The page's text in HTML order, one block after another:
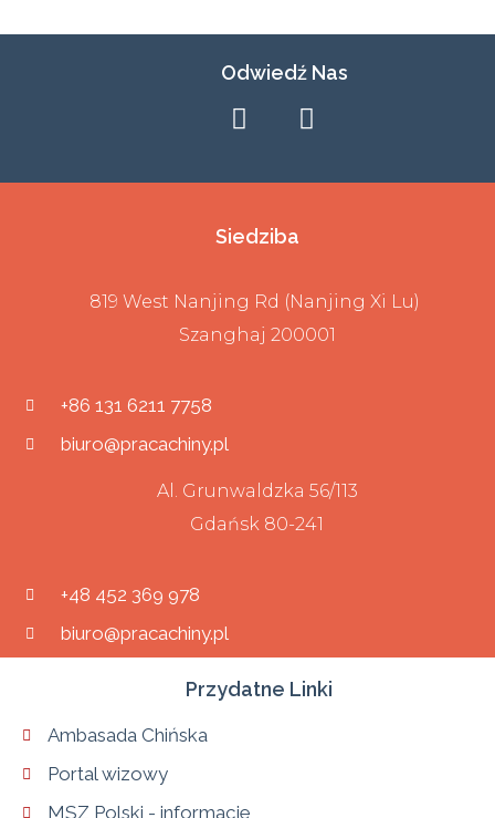
Odwiedź Nas
Siedziba
819 West Nanjing Rd (Nanjing Xi Lu)
Szanghaj 200001
+86 131 6211 7758
biuro@pracachiny.pl
Al. Grunwaldzka 56/113
Gdańsk 80-241
+48 452 369 978
biuro@pracachiny.pl
Przydatne Linki
Ambasada Chińska
Portal wizowy
MSZ Polski - informacje